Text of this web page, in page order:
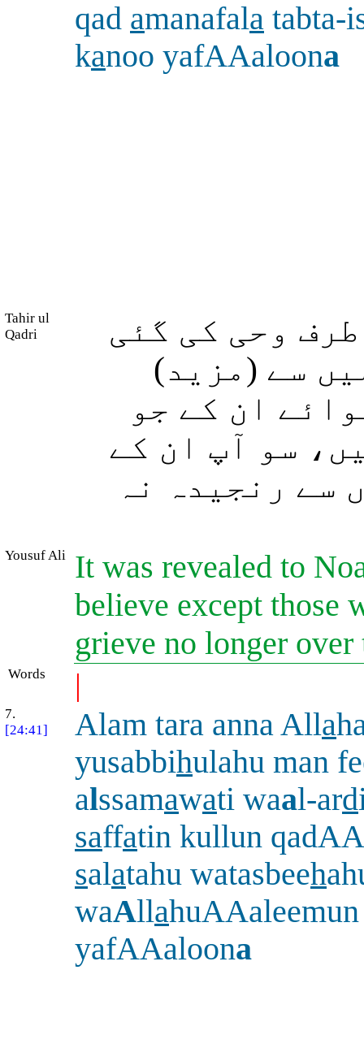
qad amanafala tabta-
kanoo yafAAaloona
Tahir ul
Qadri
وحی کی گئی
سے (مزید)
ان کے جو
سو آپ ان کے
سے رنجیدہ نہ
Yousuf Ali
It was revealed to
believe except those
grieve no longer
Words |
7.
[24:41]
Alam tara anna Alla
yusabbihulahu man
alssamawati waal-ard
saffatin kullun
salatahu watasbeeh
waAlla
yafAAaloona